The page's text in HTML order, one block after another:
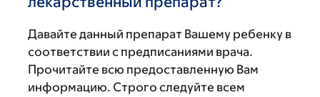
Давайте данный препарат Вашему ребенку в
соответствии с предписаниями врача.
Прочитайте всю предоставленную Вам
информацию. Строго следуйте всем